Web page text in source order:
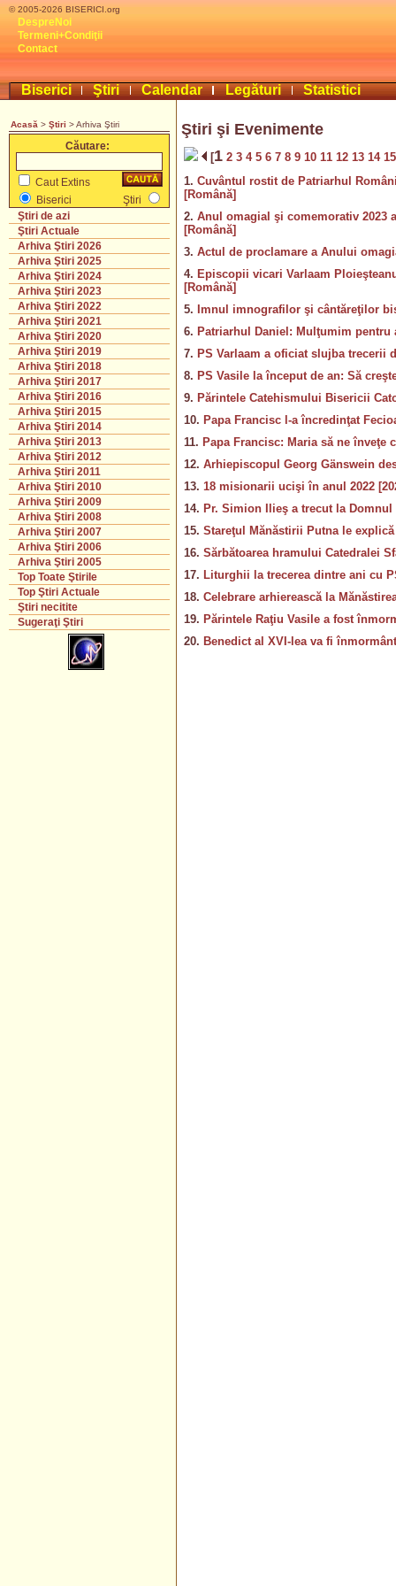
© 2005-2026 BISERICI.org
DespreNoi
Termeni+Condiţii
Contact
Biserici Ştiri Calendar Legături Statistici
Acasă > Ştiri > Arhiva Ştiri
Căutare:
Caut Extins
Biserici
Ştiri
Ştiri de azi
Ştiri Actuale
Arhiva Ştiri 2026
Arhiva Ştiri 2025
Arhiva Ştiri 2024
Arhiva Ştiri 2023
Arhiva Ştiri 2022
Arhiva Ştiri 2021
Arhiva Ştiri 2020
Arhiva Ştiri 2019
Arhiva Ştiri 2018
Arhiva Ştiri 2017
Arhiva Ştiri 2016
Arhiva Ştiri 2015
Arhiva Ştiri 2014
Arhiva Ştiri 2013
Arhiva Ştiri 2012
Arhiva Ştiri 2011
Arhiva Ştiri 2010
Arhiva Ştiri 2009
Arhiva Ştiri 2008
Arhiva Ştiri 2007
Arhiva Ştiri 2006
Arhiva Ştiri 2005
Top Toate Ştirile
Top Ştiri Actuale
Ştiri necitite
Sugeraţi Ştiri
Ştiri şi Evenimente
[1 2 3 4 5 6 7 8 9 10 11 12 13 14
1. Cuvântul rostit de Patriarhul
[Română]
2. Anul omagial şi comemorativ 2023
[Română]
3. Actul de proclamare a Anului
4. Episcopii vicari Varlaam
[Română]
5. Imnul imnografilor şi cântăreţilor
6. Patriarhul Daniel: Mulţumim pentru
7. PS Varlaam a oficiat slujba trecerii
8. PS Vasile la început de an: Să
9. Părintele Catehismului Bisericii
10. Papa Francisc l-a încredinţat
11. Papa Francisc: Maria să ne înveţe
12. Arhiepiscopul Georg Gänswein
13. 18 misionarii ucişi în anul 2022
14. Pr. Simion Ilieş a trecut la Domnul
15. Stareţul Mănăstirii Putna le
16. Sărbătoarea hramului Catedralei
17. Liturghii la trecerea dintre ani cu
18. Celebrare arhierească la
19. Părintele Raţiu Vasile a fost
20. Benedict al XVI-lea va fi